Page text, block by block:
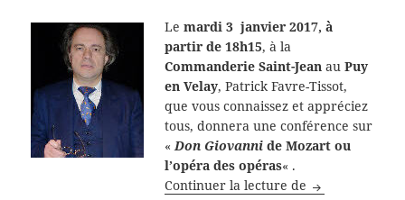
Le mardi 3 janvier 2017, à
partir de 18h15, à la
Commanderie Saint-Jean auPuy
en Velay, Patrick Favre-Tissot,
que vous connaissez et appréciez
tous, donnera une conférence sur
«Don Giovanni de Mozart ou
l’opéra des opéras« .
Continuer la lecture de Don Giovanni